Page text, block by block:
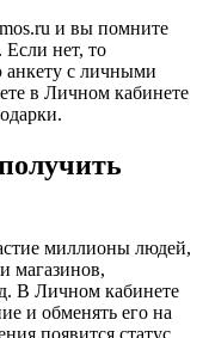
и вы помните
Если нет, то
анкету с личными
в Личном кабинете
миллионы людей,
магазинов,
В Личном кабинете
и обменять его на